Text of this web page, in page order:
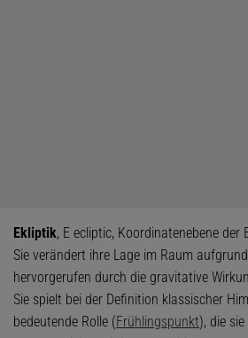
Ekliptik, E ecliptic, Koordinatenebene der
Sie verändert ihre Lage im Raum
hervorgerufen durch die gravitative
Sie spielt bei der Definition klassischer
bedeutende Rolle (Frühlingspunkt), die